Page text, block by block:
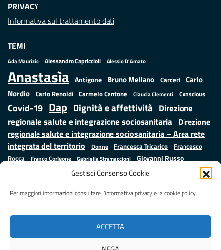
Gestisci Consenso Cookie
Per maggiori informazioni consultare l’informativa privacy e la cookie policy.
ACCETTA
PRIVACY
Informativa sul trattamento dati
TEMI
Ada Maurizio Alessandro Capriccioli Alessio D'Amato
Anastasìa Antigone Bruno Mellano Carceri
Carlo
Nordio Carlo Renoldi Carmelo Cantone Claudia Clementi Conscious
Covid-19 Dap Dignità e affettività Direzione
regionale salute e integrazione sociosanitaria Direzione
regionale salute e integrazione sociosanitaria – Area rete
integrata del territorio
Donne Francesca Tricarico
Francesco
Rocca
Franco Corleone Gabriella Stramaccioni Giovanni Russo
Giuseppe Emanuele Cangemi Istruzione e cultura
Mauro
Palma ministero della Giustizia Minori Misure
Regione Lazio
Salute Samuele Ciambriello
Sarah Grieco Situazione in numeri